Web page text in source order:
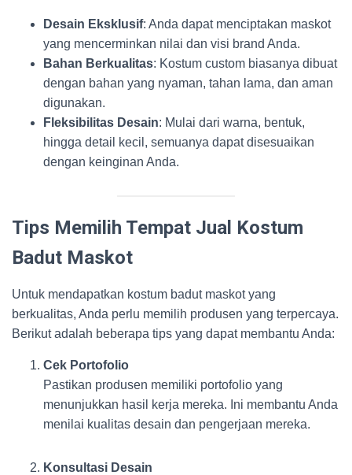
Desain Eksklusif: Anda dapat menciptakan maskot
yang mencerminkan nilai dan visi brand Anda.
Bahan Berkualitas: Kostum custom biasanya dibuat
dengan bahan yang nyaman, tahan lama, dan aman
digunakan.
Fleksibilitas Desain: Mulai dari warna, bentuk,
hingga detail kecil, semuanya dapat disesuaikan
dengan keinginan Anda.
Tips Memilih Tempat Jual Kostum
Badut Maskot
Untuk mendapatkan kostum badut maskot yang
berkualitas, Anda perlu memilih produsen yang terpercaya.
Berikut adalah beberapa tips yang dapat membantu Anda:
Cek Portofolio
Pastikan produsen memiliki portofolio yang
menunjukkan hasil kerja mereka. Ini membantu Anda
menilai kualitas desain dan pengerjaan mereka.
Konsultasi Desain